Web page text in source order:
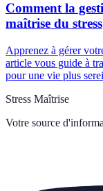
Comment la
maîtrise du stress
Apprenez à gérer
article vous guide à
pour une vie plus
Stress Maîtrise
Votre source